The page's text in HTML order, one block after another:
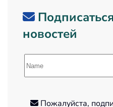
новостей
Пожалуйста,